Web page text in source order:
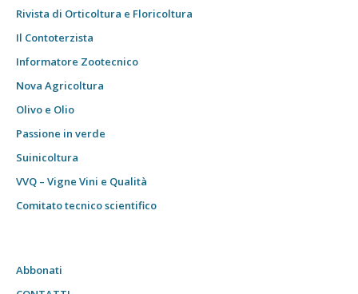
Rivista di Orticoltura e Floricoltura
Il Contoterzista
Informatore Zootecnico
Nova Agricoltura
Olivo e Olio
Passione in verde
Suinicoltura
VVQ – Vigne Vini e Qualità
Comitato tecnico scientifico
Abbonati